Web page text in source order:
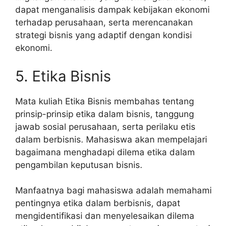
dapat menganalisis dampak kebijakan ekonomi
terhadap perusahaan, serta merencanakan
strategi bisnis yang adaptif dengan kondisi
ekonomi.
5. Etika Bisnis
Mata kuliah Etika Bisnis membahas tentang
prinsip-prinsip etika dalam bisnis, tanggung
jawab sosial perusahaan, serta perilaku etis
dalam berbisnis. Mahasiswa akan mempelajari
bagaimana menghadapi dilema etika dalam
pengambilan keputusan bisnis.
Manfaatnya bagi mahasiswa adalah memahami
pentingnya etika dalam berbisnis, dapat
mengidentifikasi dan menyelesaikan dilema